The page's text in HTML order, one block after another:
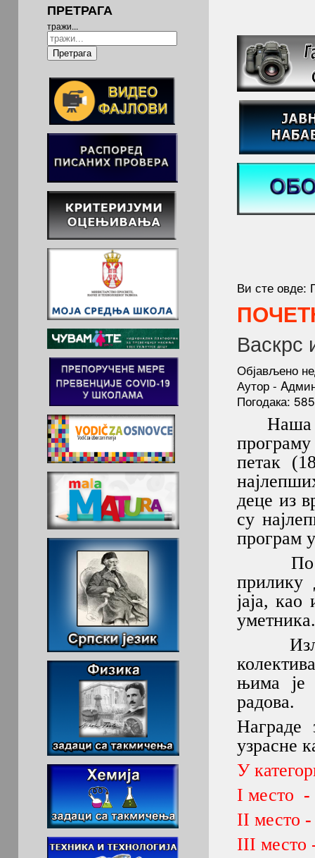
ПРЕТРАГА
тражи...
Претрага
Ви сте овде:
Васкрс
Објављено
Аутор -
Погодака:
Наша
петак
деце из
су
програм
прилику
јаја,
уметника.
њима је
радова.
Награде
узрасне
У
I место
II место
III место